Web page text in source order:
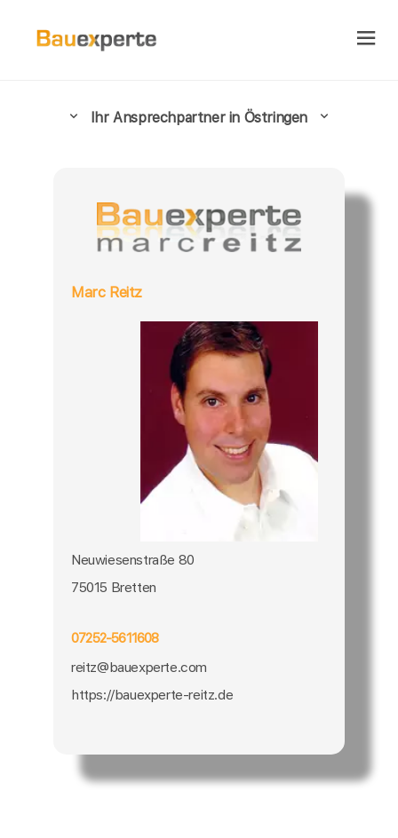
Ihr Ansprechpartner in Östringen
Marc Reitz
Neuwiesenstraße 80
75015 Bretten
07252-5611608
reitz@bauexperte.com
https://bauexperte-reitz.de